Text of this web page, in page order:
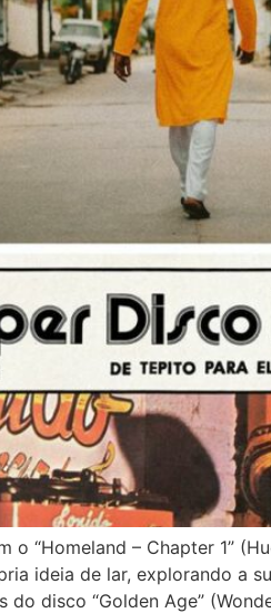
o “Homeland – Chapter 1”
ideia de lar, explorando a
do disco “Golden Age”